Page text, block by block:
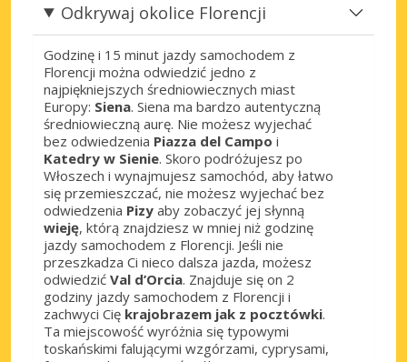
Odkrywaj okolice Florencji
Godzinę i 15 minut jazdy samochodem z
Florencji można odwiedzić jedno z
najpiękniejszych średniowiecznych miast
Europy: Siena. Siena ma bardzo autentyczną
średniowieczną aurę. Nie możesz wyjechać
bez odwiedzenia Piazza del Campo i
Katedry w Sienie. Skoro podróżujesz po
Włoszech i wynajmujesz samochód, aby łatwo
się przemieszczać, nie możesz wyjechać bez
odwiedzenia Pizy aby zobaczyć jej słynną
wieję, którą znajdziesz w mniej niż godzinę
jazdy samochodem z Florencji. Jeśli nie
przeszkadza Ci nieco dalsza jazda, możesz
odwiedzić Val d’Orcia. Znajduje się on 2
godziny jazdy samochodem z Florencji i
zachwyci Cię krajobrazem jak z pocztówki.
Ta miejscowość wyróżnia się typowymi
toskańskimi falującymi wzgórzami, cyprysami,